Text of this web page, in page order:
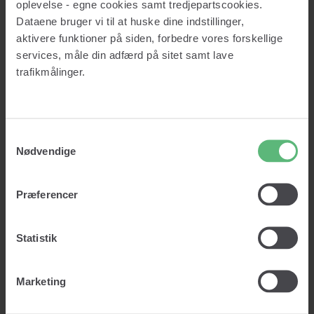
oplevelse - egne cookies samt tredjepartscookies.
Dataene bruger vi til at huske dine indstillinger,
aktivere funktioner på siden, forbedre vores forskellige
services, måle din adfærd på sitet samt lave
trafikmålinger.
Nødvendige
Præferencer
Statistik
Marketing
Viden
Insights
Ordbog
Kontakt
Lad os vaske dine data!